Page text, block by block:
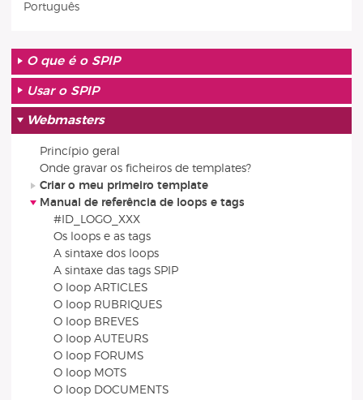
Português
O que é o SPIP
Usar o SPIP
Webmasters
Princípio geral
Onde gravar os ficheiros de templates?
Criar o meu primeiro template
Manual de referência de loops e tags
#ID_LOGO_XXX
Os loops e as tags
A sintaxe dos loops
A sintaxe das tags SPIP
O loop ARTICLES
O loop RUBRIQUES
O loop BREVES
O loop AUTEURS
O loop FORUMS
O loop MOTS
O loop DOCUMENTS